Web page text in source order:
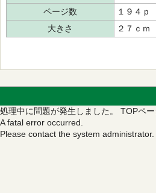
ページ数
１９４ｐ
大きさ
２７ｃｍ
処理中に問題が発生しました。 TOPペ
A fatal error occurred.
Please contact the system administrator.